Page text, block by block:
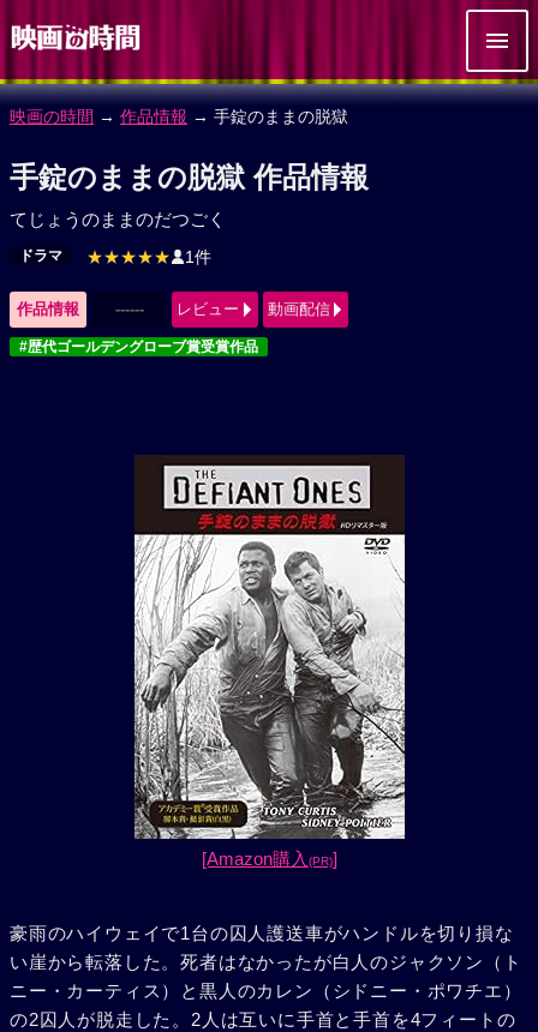
映画の時間 → 作品情報 → 手錠のままの脱獄
手錠のままの脱獄 作品情報
てじょうのままのだつごく
ドラマ ★★★★★ 1件
作品情報 ------ レビュー 動画配信
#歴代ゴールデングローブ賞受賞作品
[Amazon購入 (PR)]
豪雨のハイウェイで1台の囚人護送車がハンドルを切り損な
い崖から転落した。死者はなかったが白人のジャクソン（ト
ニー・カーティス）と黒人のカレン（シドニー・ポワチエ）
の2囚人が脱走した。2人は互いに手首と手首を4フィートの